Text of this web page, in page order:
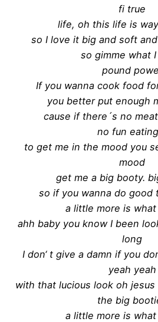
fi true
life, oh this life is
so I love it big and soft
so gimme what
pound
If you wanna cook food
you better put enough
cause if there´s no
no fun
to get me in the mood you
mood
get me a big booty.
so if you wanna do good
a little more is what
ahh baby you know I been
long
I don‘ t give a damn if you
yeah yeah
with that lucious look oh
the big
a little more is what